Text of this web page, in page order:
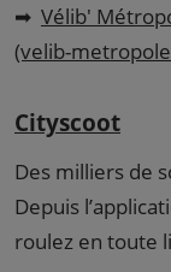
➡ Vélib'
(velib-
Cityscoot
Des milliers de
Depuis
roulez en toute